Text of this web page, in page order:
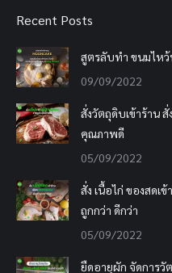
Recent Posts
สูตรลับทำ ขนมไหว้
09/09/2022
สั่งวัตถุดิบเข้าร้าน สั่
คุณภาพดี
05/09/2022
สั่ง เนื้อไก่ ของสดเ
ถูกกว่า ดีกว่า
05/09/2022
ยืดอายุผัก จัดการวั